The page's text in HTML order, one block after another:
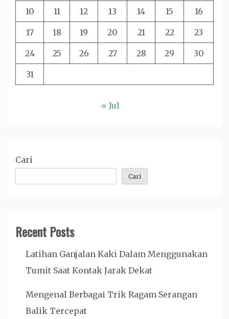
10 11 12 13 14 15 16
17 18 19 20 21 22 23
24 25 26 27 28 29 30
31
« Jul
Cari
Cari
Recent Posts
Latihan Ganjalan Kaki Dalam Menggunakan
Tumit Saat Kontak Jarak Dekat
Mengenal Berbagai Trik Ragam Serangan
Balik Tercepat